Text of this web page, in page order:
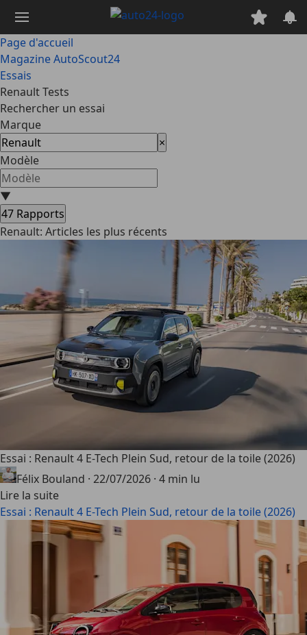
contenu
principal
Page d'accueil
Magazine AutoScout24
Essais
Renault Tests
Rechercher un essai
Marque
×
Modèle
▼
47 Rapports
Renault: Articles les plus récents
Essai : Renault 4 E-Tech Plein Sud, retour de la toile (2026)
Félix Bouland · 22/07/2026 · 4 min lu
Lire la suite
Essai : Renault 4 E-Tech Plein Sud, retour de la toile (2026)